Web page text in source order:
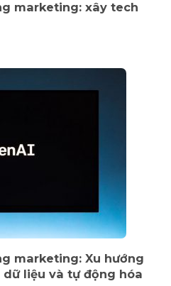
marketing: xây tech
marketing: Xu hướng
liệu và tự động hóa